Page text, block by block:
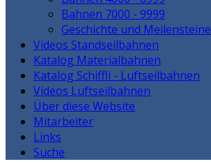
Bahnen 7000 - 9999
Geschichte und Meilensteine
Videos Standseilbahnen
Katalog Materialbahnen
Katalog Schiffli - Luftseilbahnen
Videos Luftseilbahnen
Über diese Website
Mitarbeiter
Links
Suche